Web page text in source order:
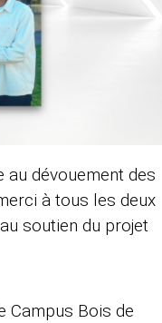
dévouement des
à tous les deux
soutien du projet
Campus Bois de